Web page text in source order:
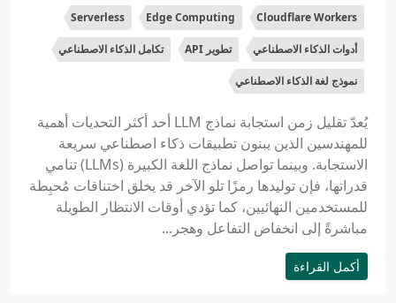
Cloudflare Workers
Edge Computing
Serverless
أدوات الذكاء الاصطناعي تطوير API تكامل الذكاء الاصطناعي
نموذج لغة الذكاء الاصطناعي
يُعدّ تقليل زمن استجابة نماذج LLM أحد أكثر التحديات أهمية
للمهندسين الذين يبنون تطبيقات ذكاء اصطناعي سريعة
الاستجابة. وبينما تواصل نماذج اللغة الكبيرة (LLMs) تنامي
قدراتها، فإن توليدها رمزًا تلو الآخر قد يخلق اختناقات مُحبِطة
للمستخدمين النهائيين، كما تؤدي أوقات الانتظار الطويلة
مباشرةً إلى انخفاض التفاعل وهجر...
أكمل القراءة